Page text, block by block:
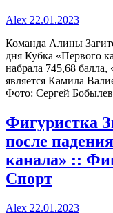
Alex 22.01.2023
Команда Алины
дня Кубка «Первого
набрала 745,68
является Камила
Фото: Сергей
Фигуристка
после
канала» ::
Спорт
Alex 22.01.2023